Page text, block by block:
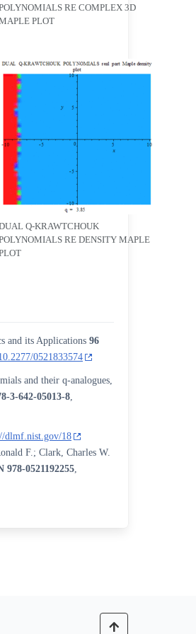
RE COMPLEX 3D
PLOT
Q-KRAWTCHOUK
RE DENSITY MAPLE
and its Applications96
0521833574
and their q-analogues,
3-642-05013-8,
dlmf.nist.gov/18
F.; Clark, Charles W.
978-0521192255,